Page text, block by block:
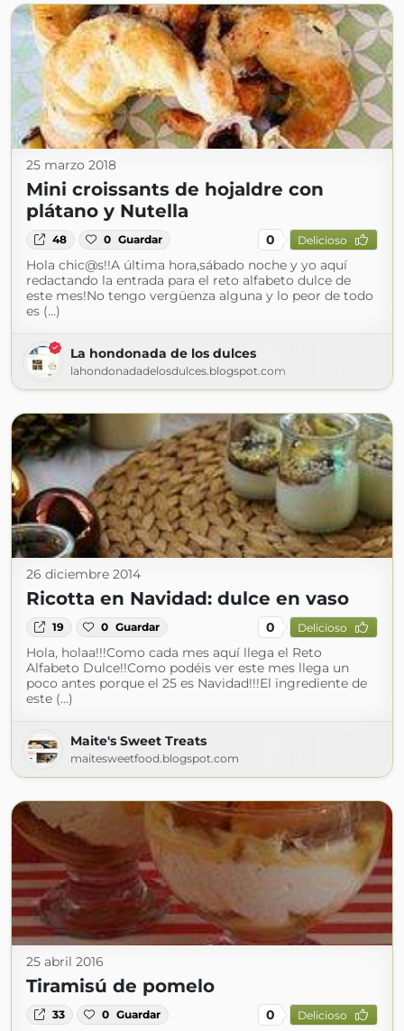
25 marzo 2018
Mini croissants de hojaldre con
plátano y Nutella
48 0 Guardar 0 Delicioso
Hola chic@s!!A última hora,sábado noche y yo aquí
redactando la entrada para el reto alfabeto dulce de
este mes!No tengo vergüenza alguna y lo peor de todo
es (...)
La hondonada de los dulces
lahondonadadelosdulces.blogspot.com
26 diciembre 2014
Ricotta en Navidad: dulce en vaso
19 0 Guardar 0 Delicioso
Hola, holaa!!!Como cada mes aquí llega el Reto
Alfabeto Dulce!!Como podéis ver este mes llega un
poco antes porque el 25 es Navidad!!!El ingrediente de
este (...)
Maite's Sweet Treats
maitesweetfood.blogspot.com
25 abril 2016
Tiramisú de pomelo
33 0 Guardar 0 Delicioso